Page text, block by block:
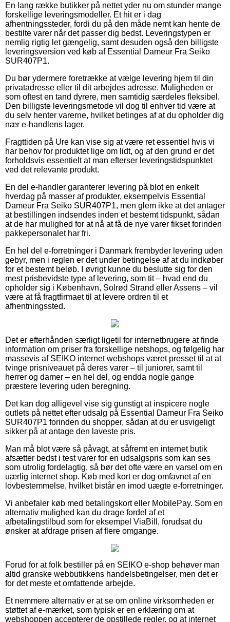
En lang række butikker på nettet yder nu om stunder mange
forskellige leveringsmodeller. Et hit er i dag
afhentningssteder, fordi du på den måde nemt kan hente de
bestilte varer når det passer dig bedst. Leveringstypen er
nemlig rigtig let gængelig, samt desuden også den billigste
leveringsversion ved køb af Essential Dameur Fra Seiko
SUR407P1.
Du bør ydermere foretrække at vælge levering hjem til din
privatadresse eller til dit arbejdes adresse. Muligheden er
som oftest en tand dyrere, men samtidig særdeles fleksibel.
Den billigste leveringsmetode vil dog til enhver tid være at
du selv henter varerne, hvilket betinges af at du opholder dig
nær e-handlens lager.
Fragttiden på Ure kan vise sig at være ret essentiel hvis vi
har behov for produktet lige om lidt, og af den grund er det
forholdsvis essentielt at man efterser leveringstidspunktet
ved det relevante produkt.
En del e-handler garanterer levering på blot en enkelt
hverdag på masser af produkter, eksempelvis Essential
Dameur Fra Seiko SUR407P1, men glem ikke at det antager
at bestillingen indsendes inden et bestemt tidspunkt, sådan
at de har mulighed for at nå at få de nye varer fikset forinden
pakkepersonalet har fri.
En hel del e-forretninger i Danmark frembyder levering uden
gebyr, men i reglen er det under betingelse af at du indkøber
for et bestemt beløb. I øvrigt kunne du beslutte sig for den
mest prisbevidste type af levering, som tit – hvad end du
opholder sig i København, Solrød Strand eller Assens – vil
være at få fragtfirmaet til at levere ordren til et
afhentningssted.
Det er efterhånden særligt ligetil for internetbrugere at finde
information om priser fra forskellige netshops, og følgelig har
massevis af SEIKO internet webshops været presset til at at
tvinge prisniveauet på deres varer – til juniorer, samt til
herrer og damer – en hel del, og endda nogle gange
præstere levering uden beregning.
Det kan dog alligevel vise sig gunstigt at inspicere nogle
outlets på nettet efter udsalg på Essential Dameur Fra Seiko
SUR407P1 forinden du shopper, sådan at du er usvigeligt
sikker på at antage den laveste pris.
Man må blot være så påvagt, at såfremt en internet butik
afsætter bedst i test varer for en udsalgspris som kan ses
som utrolig fordelagtig, så bør det ofte være en varsel om en
uærlig internet shop. Køb med kort er dog omfavnet af en
lovbestemmelse, hvilket bistår en imod uægte e-forretninger.
Vi anbefaler køb med betalingskort eller MobilePay. Som en
alternativ mulighed kan du drage fordel af et
afbetalingstilbud som for eksempel ViaBill, forudsat du
ønsker at afdrage prisen af flere omgange.
Forud for at folk bestiller på en SEIKO e-shop behøver man
altid granske webbutikkens handelsbetingelser, men det er
for det meste et omfattende arbejde.
Et nemmere alternativ er at se om online virksomheden er
støttet af e-mærket, som typisk er en erklæring om at
webshoppen accepterer de opstillede regler, og at internet